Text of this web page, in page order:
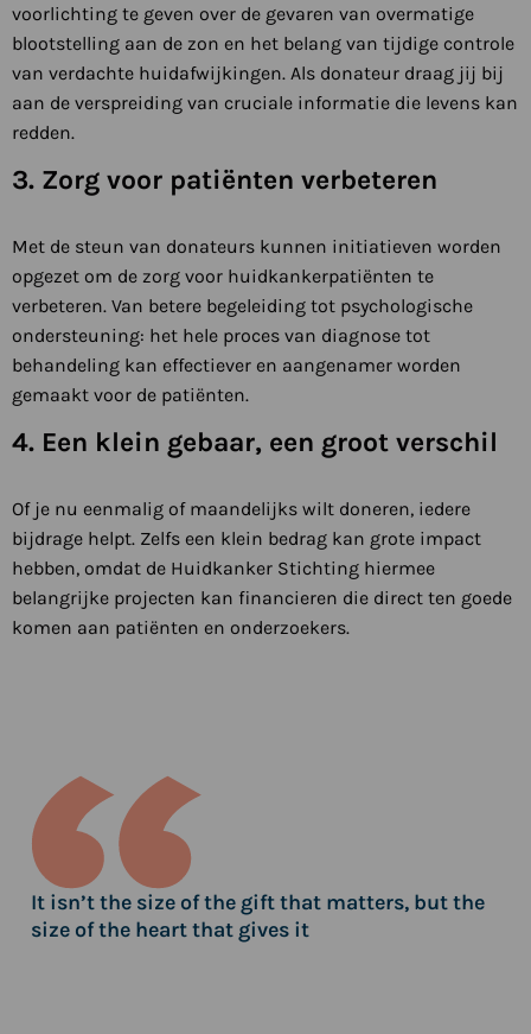
voorlichting te geven over de gevaren van overmatige
blootstelling aan de zon en het belang van tijdige controle
van verdachte huidafwijkingen. Als donateur draag jij bij
aan de verspreiding van cruciale informatie die levens kan
redden.
3. Zorg voor patiënten verbeteren
Met de steun van donateurs kunnen initiatieven worden
opgezet om de zorg voor huidkankerpatiënten te
verbeteren. Van betere begeleiding tot psychologische
ondersteuning: het hele proces van diagnose tot
behandeling kan effectiever en aangenamer worden
gemaakt voor de patiënten.
4. Een klein gebaar, een groot verschil
Of je nu eenmalig of maandelijks wilt doneren, iedere
bijdrage helpt. Zelfs een klein bedrag kan grote impact
hebben, omdat de Huidkanker Stichting hiermee
belangrijke projecten kan financieren die direct ten goede
komen aan patiënten en onderzoekers.
It isn’t the size of the gift that matters, but the
size of the heart that gives it